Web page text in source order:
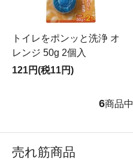
トイレをポンッと洗浄 オ
レンジ 50g 2個入
121円(税11円)
6商品中
売れ筋商品